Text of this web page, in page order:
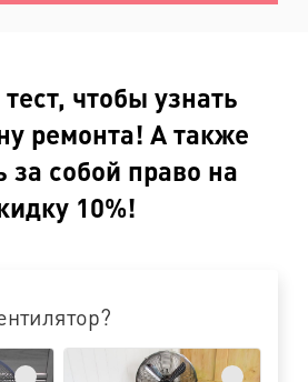
чтобы узнать
ремонта! А также
за собой право на
10%!